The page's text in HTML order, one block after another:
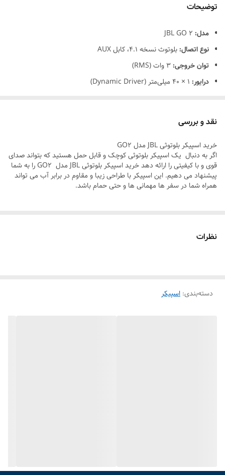
توضیحات
مدل:
نوع اتصال:بلوتوث نسخه 4.1، کابل AUX
توان خروجی:
درایور:
مدت زمان پخش:تا 5 ساعت
زمان شارژ:حدود 2.5 ساعت (با کابل Micro USB)
ابعاد:
نقد و بررسی
خرید اسپیکر بلوتوثی JBL مدل GO2
اگر به دنبال یک اسپیکر بلوتوثی کوچک و قابل حمل هستید که بتواند صدای
قوی و با کیفیتی را ارائه دهد خرید اسپیکر بلوتوثی JBL مدل GO2 را به شما
پیشنهاد می دهیم. این اسپیکر با طراحی زیبا و مقاوم در برابر آب می تواند
همراه شما در سفر ها مهمانی ها و حتی حمام باشد.
نظرات
دسته‌بندی: اسپیکر